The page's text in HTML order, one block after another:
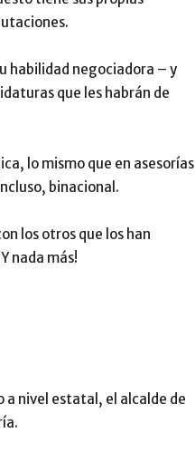
habilidad negociadora – y
que les habrán de
lo mismo que en asesorías
binacional.
los otros que los han
nada más!
a nivel estatal, el alcalde de